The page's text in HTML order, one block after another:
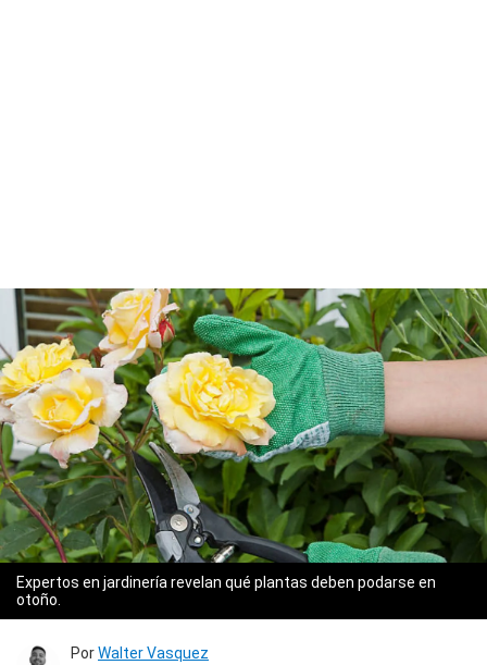
Expertos en jardinería revelan qué plantas deben podarse en
otoño.
PorWalter Vasquez